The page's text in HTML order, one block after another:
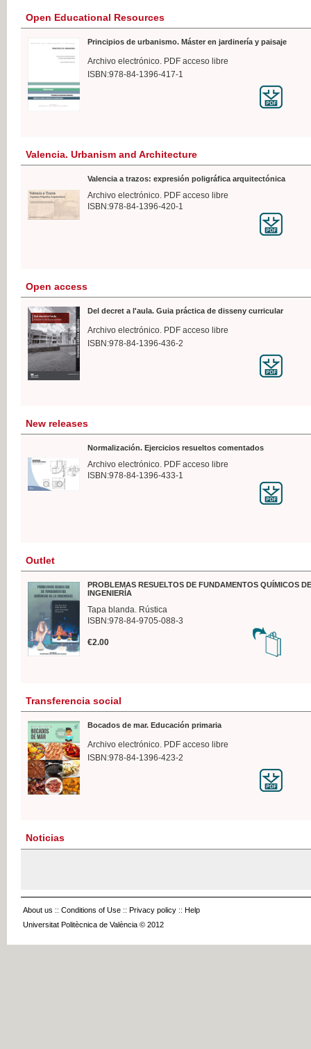
Open Educational Resources
Principios de urbanismo. Máster en jardinería y paisaje
Archivo electrónico. PDF acceso libre
ISBN:978-84-1396-417-1
Valencia. Urbanism and Architecture
Valencia a trazos: expresión poligráfica arquitectónica
Archivo electrónico. PDF acceso libre
ISBN:978-84-1396-420-1
Open access
Del decret a l'aula. Guia práctica de disseny curricular
Archivo electrónico. PDF acceso libre
ISBN:978-84-1396-436-2
New releases
Normalización. Ejercicios resueltos comentados
Archivo electrónico. PDF acceso libre
ISBN:978-84-1396-433-1
Outlet
PROBLEMAS RESUELTOS DE FUNDAMENTOS QUÍMICOS
INGENIERÍA
Tapa blanda. Rústica
ISBN:978-84-9705-088-3
€2.00
Transferencia social
Bocados de mar. Educación primaria
Archivo electrónico. PDF acceso libre
ISBN:978-84-1396-423-2
Noticias
About us :: Conditions of Use :: Privacy policy :: Help
Universitat Politècnica de València © 2012